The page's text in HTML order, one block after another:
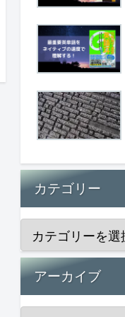
カテゴリー
アーカイブ